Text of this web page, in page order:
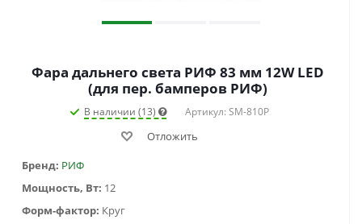
Фара дальнего света РИФ 83 мм 12W LED
(для пер. бамперов РИФ)
В наличии (13) Артикул: SM-810P
Отложить
Бренд: РИФ
Мощность, Вт: 12
Форм-фактор: Круг